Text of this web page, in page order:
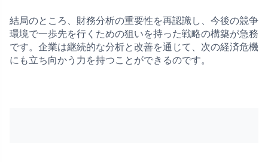
結局のところ、財務分析の重要性を再認識し、今後の競争
環境で一歩先を行くための狙いを持った戦略の構築が急務
です。企業は継続的な分析と改善を通じて、次の経済危機
にも立ち向かう力を持つことができるのです。